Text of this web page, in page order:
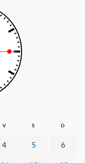
V S D
4 5 6